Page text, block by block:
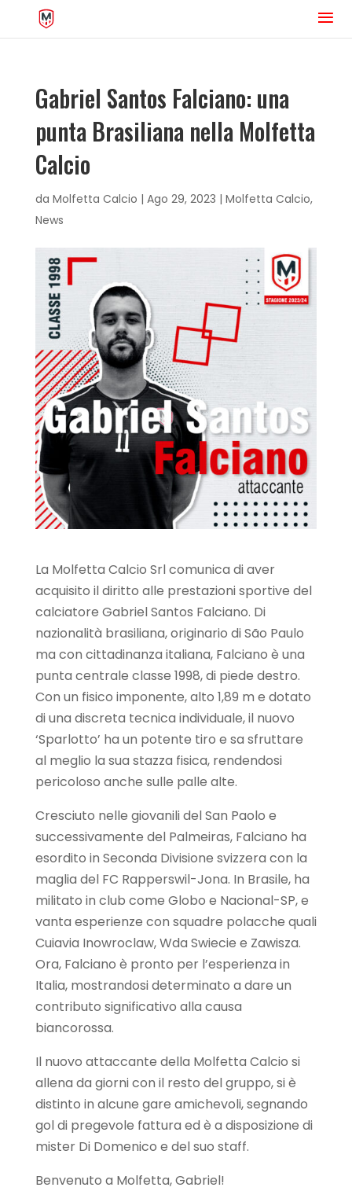
Gabriel Santos Falciano: una
punta Brasiliana nella Molfetta
Calcio
da Molfetta Calcio | Ago 29, 2023 | Molfetta Calcio,
News
La Molfetta Calcio Srl comunica di aver
acquisito il diritto alle prestazioni sportive del
calciatore Gabriel Santos Falciano. Di
nazionalità brasiliana, originario di São Paulo
ma con cittadinanza italiana, Falciano è una
punta centrale classe 1998, di piede destro.
Con un fisico imponente, alto 1,89 m e dotato
di una discreta tecnica individuale, il nuovo
‘Sparlotto’ ha un potente tiro e sa sfruttare
al meglio la sua stazza fisica, rendendosi
pericoloso anche sulle palle alte.
Cresciuto nelle giovanili del San Paolo e
successivamente del Palmeiras, Falciano ha
esordito in Seconda Divisione svizzera con la
maglia del FC Rapperswil-Jona. In Brasile, ha
militato in club come Globo e Nacional-SP, e
vanta esperienze con squadre polacche quali
Cuiavia Inowroclaw, Wda Swiecie e Zawisza.
Ora, Falciano è pronto per l’esperienza in
Italia, mostrandosi determinato a dare un
contributo significativo alla causa
biancorossa.
Il nuovo attaccante della Molfetta Calcio si
allena da giorni con il resto del gruppo, si è
distinto in alcune gare amichevoli, segnando
gol di pregevole fattura ed è a disposizione di
mister Di Domenico e del suo staff.
Benvenuto a Molfetta, Gabriel!